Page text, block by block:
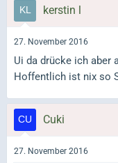
kerstin l
27. November 2016
Ui da drücke ich aber
Hoffentlich ist nix so
Cuki
27. November 2016